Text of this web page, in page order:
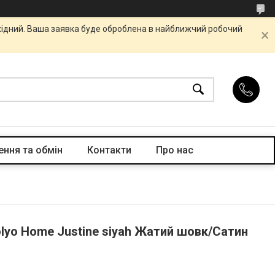
Ваша заявка буде оброблена в найближчий робочий
та обмін Контакти Про нас
Home Justine siyah Жатий шовк/Сатин